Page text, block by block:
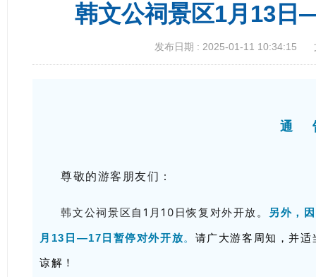
韩文公祠景区1月13日
发布日期 : 2025-01-11 10:34:15
通
尊敬的游客朋友们：
韩文公祠景区自1月10日恢复对外开放 。 另外，
月13日—17日暂停对外开放。 请广大游客周知，并
谅解！